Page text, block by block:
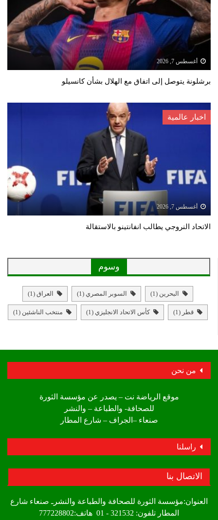
أغسطس 7, 2026
برشلونة يتوصل إلى اتفاق مع الهلال بشأن كانسيلو
اخبار عالمية
أغسطس 7, 2026
الاتحاد النروجي يطالب انفانتينو بالاستقالة
وسوم
البحرين (1) السوبر المصري (1) العراق (1)
قطر (1) كأس الاتحاد الانجليزي (1) منتخب الناشئين (1)
من نحن
موقع الرياضة نت – يصدر عن مؤسسة الثورة
للصحافة- والطباعة – والنشر
صنعاء –الجراف – شارع المطار
راسلنا
الاتصال بنا
العنوان:مؤسسة الثورة للصحافة والطباعة والنشرـ صنعاء شارع
المطار تلفون: 321532 - 01 هاتف:777228802